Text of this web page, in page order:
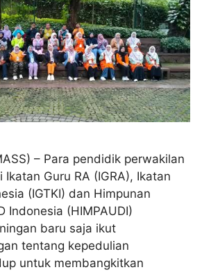
– Para pendidik perwakilan
Ikatan Guru RA (IGRA), Ikatan
(IGTKI) dan Himpunan
Indonesia (HIMPAUDI)
baru saja ikut
tentang kepedulian
untuk membangkitkan